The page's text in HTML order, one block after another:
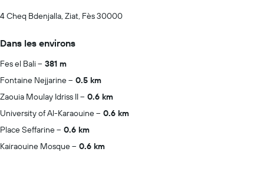
4 Cheq Bdenjalla, Ziat, Fès 30000
Dans les environs
Fes el Bali
381 m
Fontaine Nejjarine
0.5 km
Zaouia Moulay Idriss II
0.6 km
University of Al-Karaouine
0.6 km
Place Seffarine
0.6 km
Kairaouine Mosque
0.6 km